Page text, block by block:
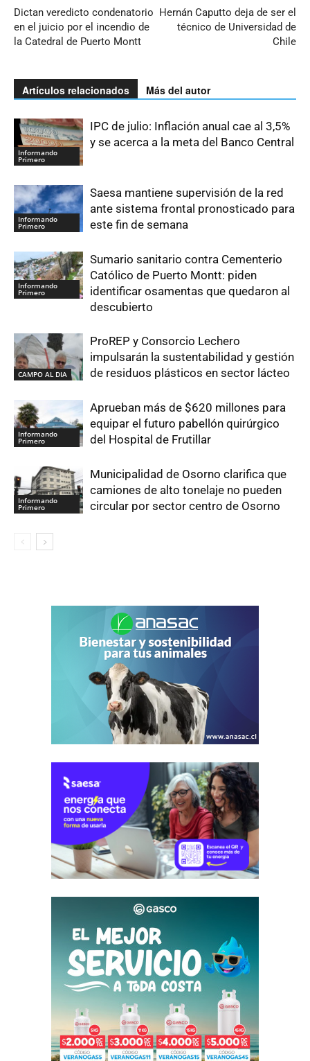
Dictan veredicto condenatorio
en el juicio por el incendio de
la Catedral de Puerto Montt
Hernán Caputto deja de ser el
técnico de Universidad de
Chile
Artículos relacionados Más del autor
Informando
Primero
IPC de julio: Inflación anual cae al 3,5%
y se acerca a la meta del Banco Central
Informando
Primero
Saesa mantiene supervisión de la red
ante sistema frontal pronosticado para
este fin de semana
Informando
Primero
Sumario sanitario contra Cementerio
Católico de Puerto Montt: piden
identificar osamentas que quedaron al
descubierto
CAMPO AL DIA
ProREP y Consorcio Lechero
impulsarán la sustentabilidad y gestión
de residuos plásticos en sector lácteo
Informando
Primero
Aprueban más de $620 millones para
equipar el futuro pabellón quirúrgico
del Hospital de Frutillar
Informando
Primero
Municipalidad de Osorno clarifica que
camiones de alto tonelaje no pueden
circular por sector centro de Osorno